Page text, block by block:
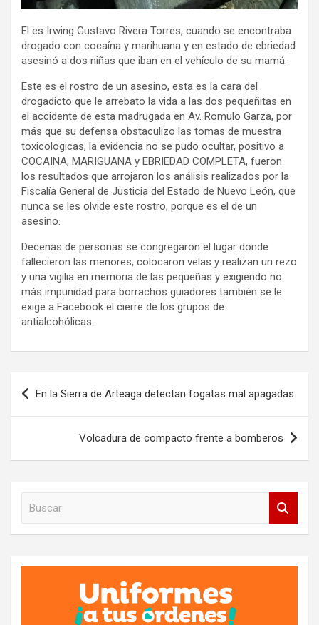
El es Irwing Gustavo Rivera Torres, cuando se encontraba
drogado con cocaína y marihuana y en estado de ebriedad
asesinó a dos niñas que iban en el vehículo de su mamá.
Este es el rostro de un asesino, esta es la cara del
drogadicto que le arrebato la vida a las dos pequeñitas en
el accidente de esta madrugada en Av. Romulo Garza, por
más que su defensa obstaculizo las tomas de muestra
toxicologicas, la evidencia no se pudo ocultar, positivo a
COCAINA, MARIGUANA y EBRIEDAD COMPLETA, fueron
los resultados que arrojaron los análisis realizados por la
Fiscalía General de Justicia del Estado de Nuevo León, que
nunca se les olvide este rostro, porque es el de un
asesino.
Decenas de personas se congregaron el lugar donde
fallecieron las menores, colocaron velas y realizan un rezo
y una vigilia en memoria de las pequeñas y exigiendo no
más impunidad para borrachos guiadores también se le
exige a Facebook el cierre de los grupos de
antialcohólicas.
Navegación
de
entradas
En la Sierra de Arteaga detectan fogatas mal apagadas
Volcadura de compacto frente a bomberos